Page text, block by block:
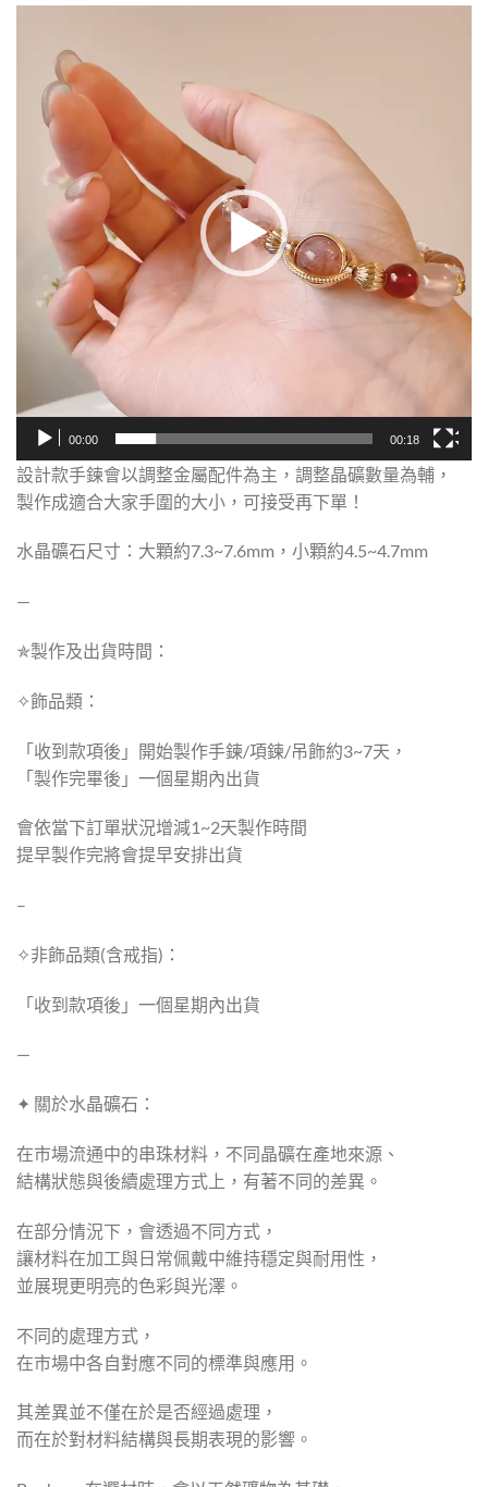
00:00 00:18
設計款手鍊會以調整金屬配件為主，調整晶礦數量為輔，
製作成適合大家手圍的大小，可接受再下單！
水晶礦石尺寸：大顆約7.3~7.6mm，小顆約4.5~4.7mm
—
✯製作及出貨時間：
✧飾品類：
「收到款項後」開始製作手鍊/項鍊/吊飾約3~7天，
「製作完畢後」一個星期內出貨
會依當下訂單狀況增減1~2天製作時間
提早製作完將會提早安排出貨
–
✧非飾品類(含戒指)：
「收到款項後」一個星期內出貨
—
✦ 關於水晶礦石：
在市場流通中的串珠材料，不同晶礦在產地來源、
結構狀態與後續處理方式上，有著不同的差異。
在部分情況下，會透過不同方式，
讓材料在加工與日常佩戴中維持穩定與耐用性，
並展現更明亮的色彩與光澤。
不同的處理方式，
在市場中各自對應不同的標準與應用。
其差異並不僅在於是否經過處理，
而在於對材料結構與長期表現的影響。